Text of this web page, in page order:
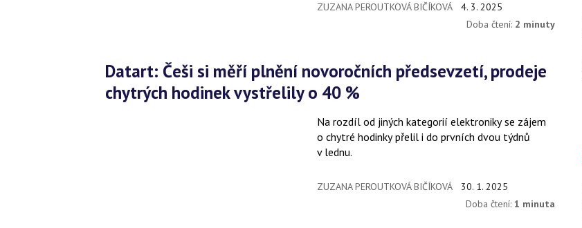
ZUZANA PEROUTKOVÁ BIČÍKOVÁ
4. 3. 2025
Doba čtení: 2 minuty
Datart: Češi si měří plnění novoročních předsevzetí, prodeje
chytrých hodinek vystřelily o 40 %
Na rozdíl od jiných kategorií elektroniky se zájem
o chytré hodinky přelil i do prvních dvou týdnů
v lednu.
ZUZANA PEROUTKOVÁ BIČÍKOVÁ
30. 1. 2025
Doba čtení: 1 minuta